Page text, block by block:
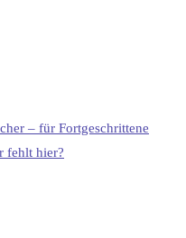
– für Fortgeschrittene
fehlt hier?